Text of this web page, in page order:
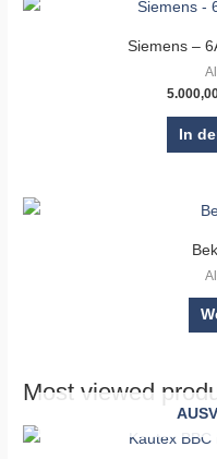
Siemens –
In
Most viewed